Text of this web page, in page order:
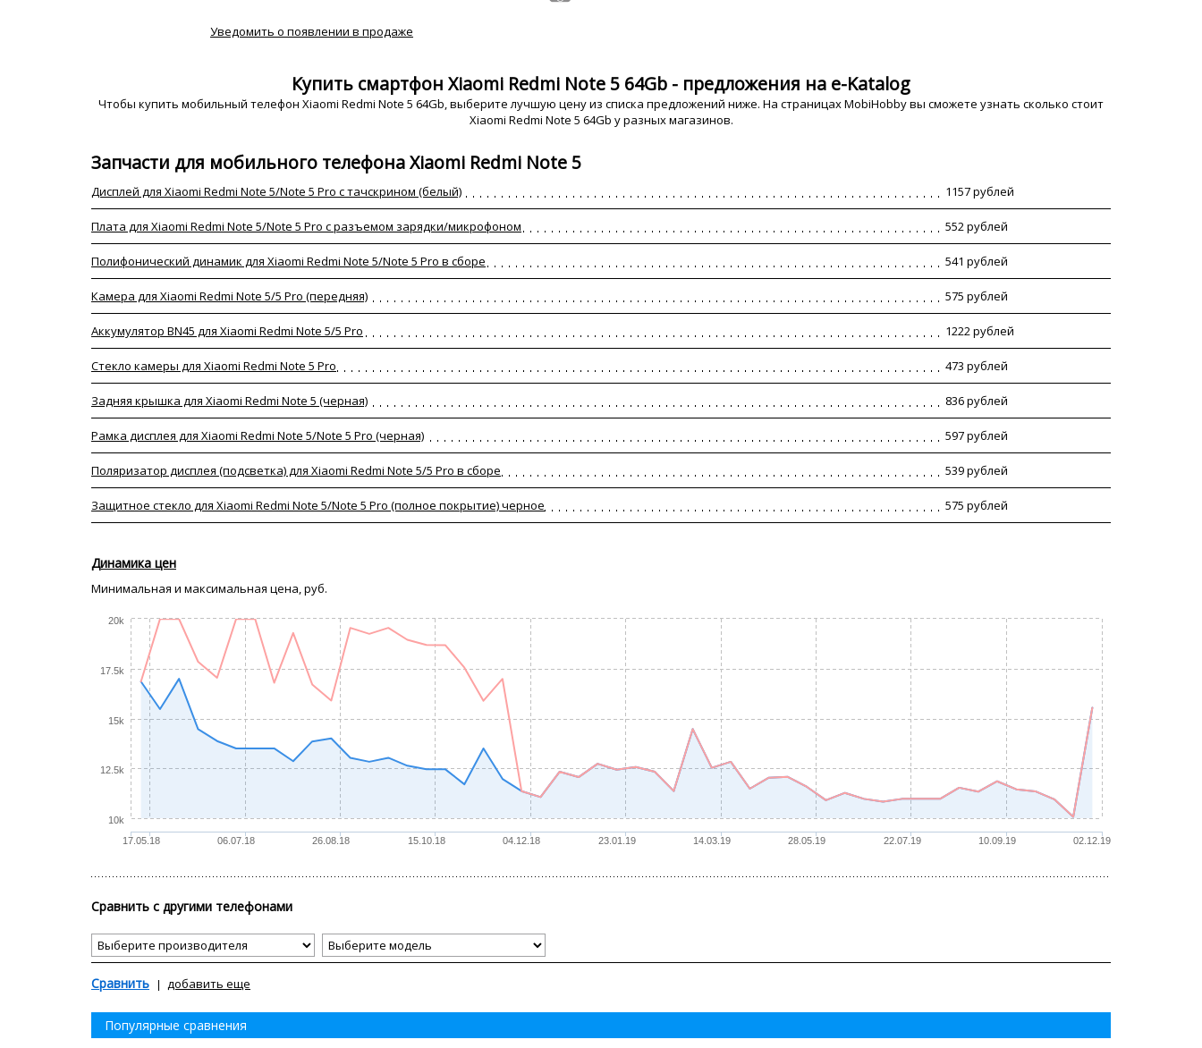
Уведомить о появлении в продаже
Купить смартфон Xiaomi Redmi Note 5 64Gb - предложения на e-Katalog
Чтобы купить мобильный телефон Xiaomi Redmi Note 5 64Gb, выберите лучшую цену из списка предложений ниже. На страницах MobiHobby вы сможете узнать сколько стоит
Xiaomi Redmi Note 5 64Gb у разных магазинов.
Запчасти для мобильного телефона Xiaomi Redmi Note 5
Дисплей для Xiaomi Redmi Note 5/Note 5 Pro с тачскрином (белый) 1157 рублей
Плата для Xiaomi Redmi Note 5/Note 5 Pro с разъемом зарядки/микрофоном 552 рублей
Полифонический динамик для Xiaomi Redmi Note 5/Note 5 Pro в сборе 541 рублей
Камера для Xiaomi Redmi Note 5/5 Pro (передняя) 575 рублей
Аккумулятор BN45 для Xiaomi Redmi Note 5/5 Pro 1222 рублей
Стекло камеры для Xiaomi Redmi Note 5 Pro 473 рублей
Задняя крышка для Xiaomi Redmi Note 5 (черная) 836 рублей
Рамка дисплея для Xiaomi Redmi Note 5/Note 5 Pro (черная) 597 рублей
Поляризатор дисплея (подсветка) для Xiaomi Redmi Note 5/5 Pro в сборе 539 рублей
Защитное стекло для Xiaomi Redmi Note 5/Note 5 Pro (полное покрытие) черное 575 рублей
Динамика цен
Минимальная и максимальная цена, руб.
17.05.18 06.07.18 26.08.18 15.10.18 04.12.18 23.01.19 14.03.19 28.05.19 22.07.19 10.09.19 02.12.19
10k
12.5k
15k
17.5k
20k
Сравнить с другими телефонами
Сравнить добавить еще
Популярные сравнения